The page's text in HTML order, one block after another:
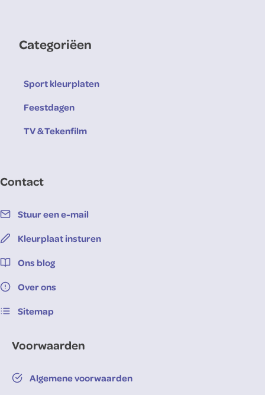
Categoriëen
Sport kleurplaten
Feestdagen
TV & Tekenfilm
Contact
Stuur een e-mail
Kleurplaat insturen
Ons blog
Over ons
Sitemap
Voorwaarden
Algemene voorwaarden